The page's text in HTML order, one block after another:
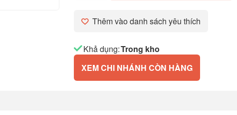
Thêm vào danh sách yêu thích
Khả dụng:Trong kho
XEM CHI NHÁNH CÒN HÀNG